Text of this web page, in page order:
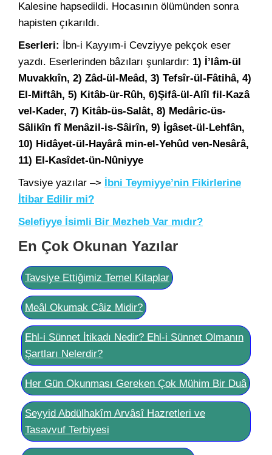
Kalesine hapsedildi. Hocasının ölümünden sonra
hapisten çıkarıldı.
Eserleri: İbn-i Kayyım-i Cevziyye pekçok eser
yazdı. Eserlerinden bâzıları şunlardır: 1) İ’lâm-ül
Muvakkıîn, 2) Zâd-ül-Meâd, 3) Tefsîr-ül-Fâtihâ, 4)
El-Miftâh, 5) Kitâb-ür-Rûh, 6)Şifâ-ül-Alîl fil-Kazâ
vel-Kader, 7) Kitâb-üs-Salât, 8) Medâric-üs-
Sâlikîn fî Menâzil-is-Sâirîn, 9) İgâset-ül-Lehfân,
10) Hidâyet-ül-Hayârâ min-el-Yehûd ven-Nesârâ,
11) El-Kasîdet-ün-Nûniyye
Tavsiye yazılar –> İbni Teymiyye’nin Fikirlerine
İtibar Edilir mi?
Selefiyye İsimli Bir Mezheb Var mıdır?
En Çok Okunan Yazılar
Tavsiye Ettiğimiz Temel Kitaplar
Meâl Okumak Câiz Midir?
Ehl-i Sünnet İtikadı Nedir? Ehl-i Sünnet Olmanın
Şartları Nelerdir?
Her Gün Okunması Gereken Çok Mühim Bir Duâ
Seyyid Abdülhakîm Arvâsî Hazretleri ve
Tasavvuf Terbiyesi